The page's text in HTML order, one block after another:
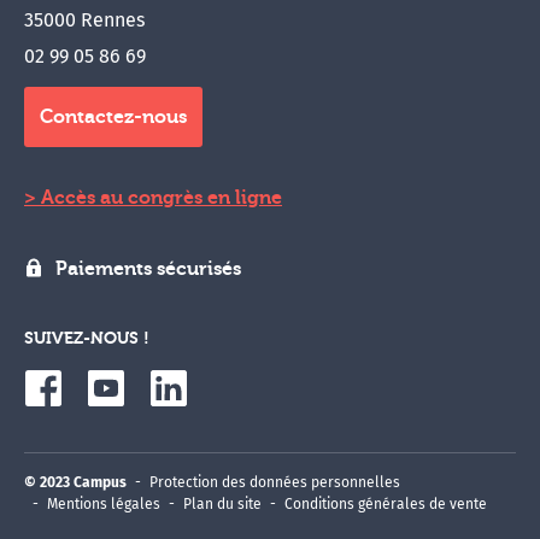
35000 Rennes
02 99 05 86 69
Contactez-nous
Accès au congrès en ligne
Paiements sécurisés
SUIVEZ-NOUS !
© 2023 Campus
Protection des données personnelles
Mentions légales
Plan du site Conditions générales de vente